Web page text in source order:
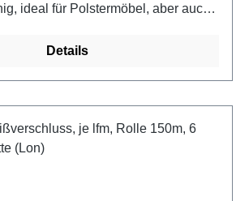
ideal für Polstermöbel, aber auch
Band: gewebtes Polyesterband,
60C, Ökotex 100Farbe:
m
Details